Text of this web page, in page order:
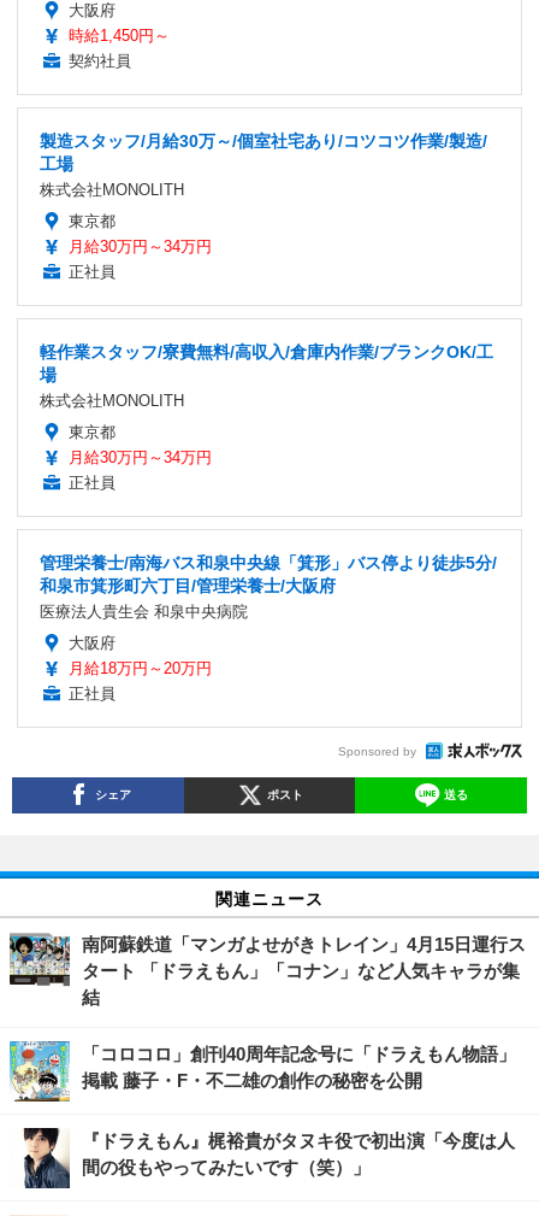
大阪府
時給1,450円～
契約社員
製造スタッフ/月給30万～/個室社宅あり/コツコツ作業/製造/
工場
株式会社MONOLITH
東京都
月給30万円～34万円
正社員
軽作業スタッフ/寮費無料/高収入/倉庫内作業/ブランクOK/工
場
株式会社MONOLITH
東京都
月給30万円～34万円
正社員
管理栄養士/南海バス和泉中央線「箕形」バス停より徒歩5分/
和泉市箕形町六丁目/管理栄養士/大阪府
医療法人貴生会 和泉中央病院
大阪府
月給18万円～20万円
正社員
Sponsored by
シェア ポスト 送る
関連ニュース
南阿蘇鉄道「マンガよせがきトレイン」4月15日運行ス
タート 「ドラえもん」「コナン」など人気キャラが集
結
「コロコロ」創刊40周年記念号に「ドラえもん物語」
掲載 藤子・F・不二雄の創作の秘密を公開
『ドラえもん』梶裕貴がタヌキ役で初出演「今度は人
間の役もやってみたいです（笑）」